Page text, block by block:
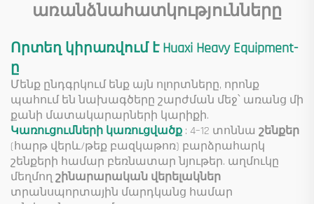
առանձնահատկությունները
Որտեղ կիրառվում է Huaxi Heavy Equipment-
ը
Մենք ընդգրկում ենք այն ոլորտները, որոնք
պահում են նախագծերը շարժման մեջ՝ առանց մի
քանի մատակարարների կարիքի.
Կառուցումների կառուցվածք : 4–12 տոննա շենքեր
(հարթ վերև/թեք բազկաթոռ) բարձրահարկ
շենքերի համար բեռնատար նյութեր. աղմուկը
մեղմող շինարարական վերելակներ
տրանսպորտային մարդկանց համար